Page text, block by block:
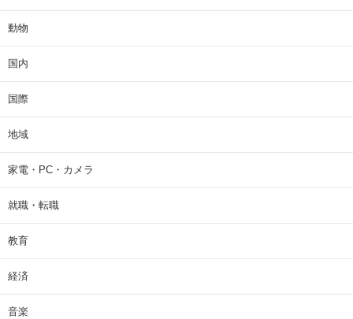
動物
国内
国際
地域
家電・PC・カメラ
就職・転職
教育
経済
音楽